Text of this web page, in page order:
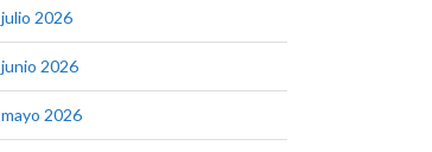
julio 2026
junio 2026
mayo 2026